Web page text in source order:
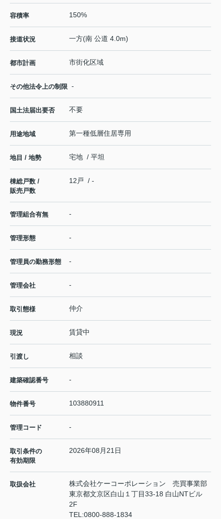
容積率 150%
接道状況 一方(南 公道 4.0m)
都市計画 市街化区域
その他法令上の制限 -
国土法届出要否 不要
用途地域 第一種低層住居専用
地目 / 地勢 宅地 / 平坦
棟総戸数 /
販売戸数
12戸 / -
管理組合有無 -
管理形態 -
管理員の勤務形態 -
管理会社 -
取引態様 仲介
現況 賃貸中
引渡し 相談
建築確認番号 -
物件番号 103880911
管理コード -
取引条件の
有効期限
2026年08月21日
取扱会社
株式会社ケーコーポレーション 売買事業部
東京都文京区白山１丁目33-18 白山NTビル
2F
TEL:0800-888-1834